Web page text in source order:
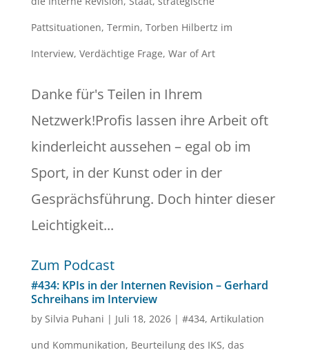
Pattsituationen, Termin, Torben Hilbertz im
Interview, Verdächtige Frage, War of Art
Danke für's Teilen in Ihrem
Netzwerk!Profis lassen ihre Arbeit oft
kinderleicht aussehen – egal ob im
Sport, in der Kunst oder in der
Gesprächsführung. Doch hinter dieser
Leichtigkeit...
Zum Podcast
#434: KPIs in der Internen Revision – Gerhard
Schreihans im Interview
by Silvia Puhani | Juli 18, 2026| #434, Artikulation
und Kommunikation, Beurteilung des IKS, das